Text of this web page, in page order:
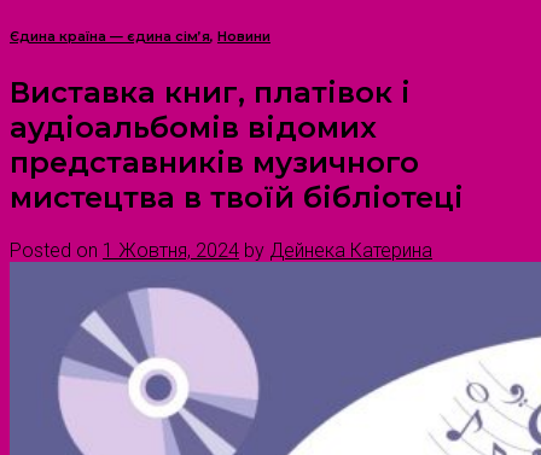
Єдина країна — єдина сім’я, Новини
Виставка книг, платівок і
аудіоальбомів відомих
представників музичного
мистецтва в твоїй бібліотеці
Posted on 1 Жовтня, 2024 by Дейнека Катерина